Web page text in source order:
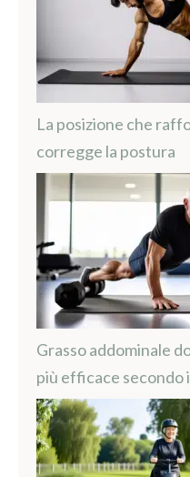
La posizione che
corregge la postura
Grasso addominale
più efficace secondo